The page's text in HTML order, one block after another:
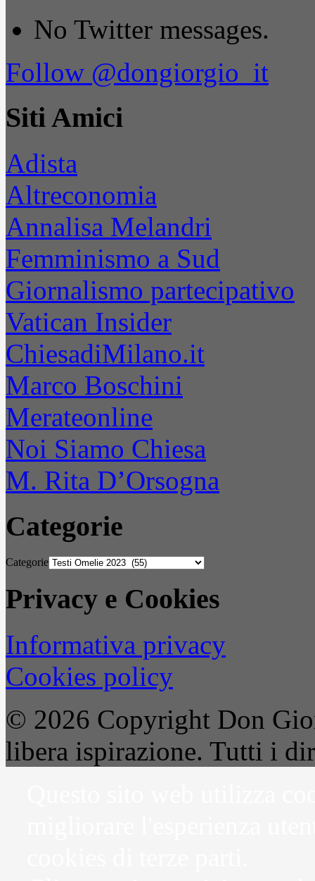
No Twitter messages.
Follow @dongiorgio_it
Siti Amici
Adista
Altreconomia
Annalisa Melandri
Femminismo a Sud
Giornalismo partecipativo
Vatican Insider
ChiesadiMilano.it
Marco Boschini
Merateonline
Noi Siamo Chiesa
M. Rita D’Orsogna
Categorie
Categorie
Privacy e Cookies
Informativa privacy
Cookies policy
© 2026 Copyright Don
libera ispirazione. Tutti i